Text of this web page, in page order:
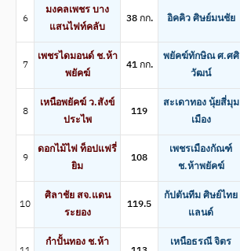
6
มงคลเพชร บาง
แสนไฟท์คลับ
38 กก. อิคคิว ศิษย์มนชัย
7
เพชรไดมอนด์ ช.ห้า
พยัคฆ์
41 กก.
พยัคฆ์ทักษิณ ศ.ศศิ
วัฒน์
8
เหนือพยัคฆ์ ว.สังข์
ประไพ
119
สะเดาทอง นุ้ยสี่มุม
เมือง
9
ดอกไม้ไฟ ท็อปแฟรี่
ยิม
108
เพชรเมืองกัณฑ์
ช.ห้าพยัคฆ์
10
ศิลาชัย สจ.แดน
ระยอง
119.5
กัปตันทีม ศิษย์ไทย
แลนด์
กำปั้นทอง ช.ห้า
เหนือธรณี จิตร